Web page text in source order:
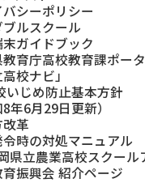
シーポリシー
ルスクール
ガイドブック
育庁高校教育課ポー
校ナビ」
いじめ防止基本方針
年6月29日更新）
革
時の対処マニュアル
県立農業高校スクール
振興会 紹介ページ